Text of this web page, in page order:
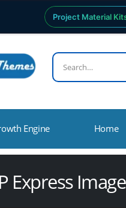
Project Material
Engine Home
Express